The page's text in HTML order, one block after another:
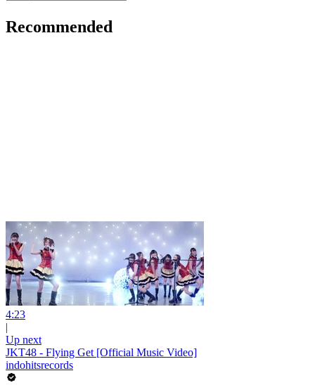
Recommended
4:23
|
Up next
JKT48 - Flying Get [Official Music Video]
indohitsrecords